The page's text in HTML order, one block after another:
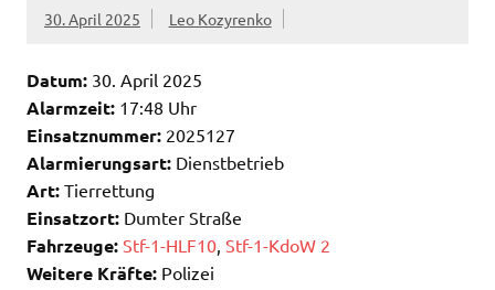
30. April 2025 Leo Kozyrenko
Datum: 30. April 2025
Alarmzeit: 17:48 Uhr
Einsatznummer: 2025127
Alarmierungsart: Dienstbetrieb
Art: Tierrettung
Einsatzort: Dumter Straße
Fahrzeuge: Stf-1-HLF10 Stf-1-KdoW 2
Weitere Kräfte: Polizei